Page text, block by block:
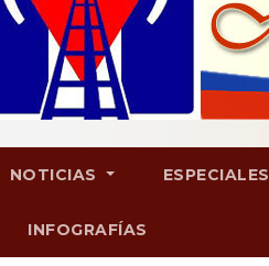
NOTICIAS ESPECIALES
INFOGRAFÍAS